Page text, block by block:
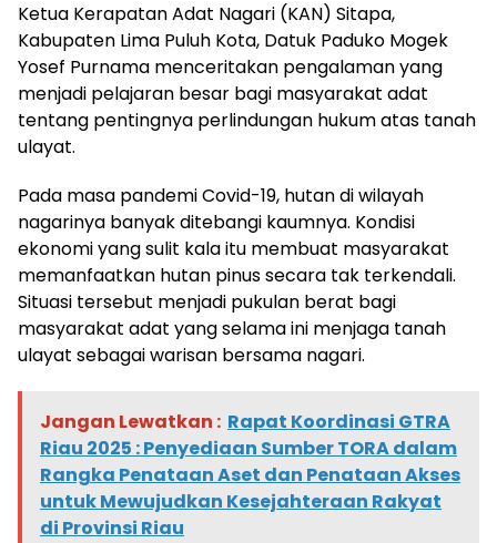
Ketua Kerapatan Adat Nagari (KAN) Sitapa,
Kabupaten Lima Puluh Kota, Datuk Paduko Mogek
Yosef Purnama menceritakan pengalaman yang
menjadi pelajaran besar bagi masyarakat adat
tentang pentingnya perlindungan hukum atas tanah
ulayat.
Pada masa pandemi Covid-19, hutan di wilayah
nagarinya banyak ditebangi kaumnya. Kondisi
ekonomi yang sulit kala itu membuat masyarakat
memanfaatkan hutan pinus secara tak terkendali.
Situasi tersebut menjadi pukulan berat bagi
masyarakat adat yang selama ini menjaga tanah
ulayat sebagai warisan bersama nagari.
Jangan Lewatkan : Rapat Koordinasi GTRA
Riau 2025 : Penyediaan Sumber TORA dalam
Rangka Penataan Aset dan Penataan Akses
untuk Mewujudkan Kesejahteraan Rakyat
di Provinsi Riau